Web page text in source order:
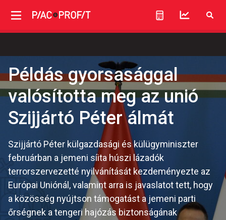
Példás gyorsasággal
valósította meg az unió
Szijjártó Péter álmát
Szijjártó Péter külgazdasági és külügyminiszter
februárban a jemeni síita húszi lázadók
terrorszervezetté nyilvánítását kezdeményezte az
Európai Uniónál, valamint arra is javaslatot tett, hogy
a közösség nyújtson támogatást a jemeni parti
őrségnek a tengeri hajózás biztonságának